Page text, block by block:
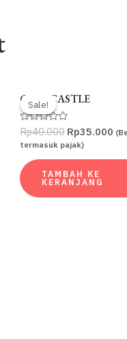
Sale!
Sale!
CELL CASTLE
Dinilai
0
dari
Rp40.000 Harga
aslinya
Rp35.000
termasuk pajak)
TAMBAH KE
KERANJANG